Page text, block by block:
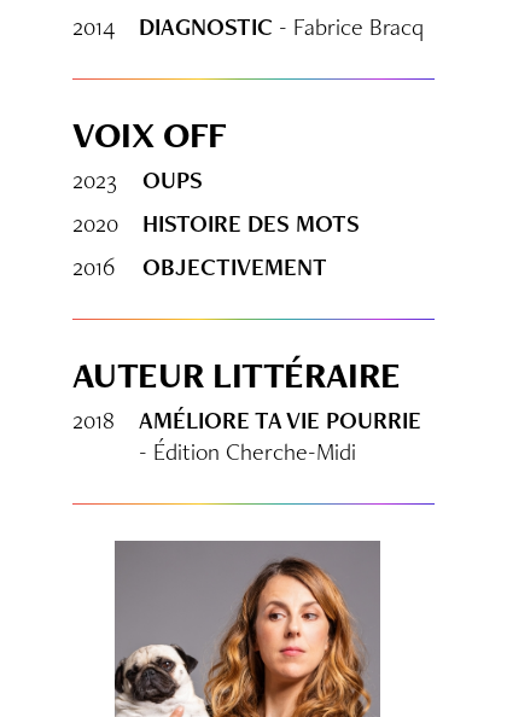
2014
DIAGNOSTIC - Fabrice Bracq
VOIX OFF
2023
OUPS
2020
HISTOIRE DES MOTS
2016
OBJECTIVEMENT
AUTEUR LITTÉRAIRE
2018
AMÉLIORE TA VIE POURRIE
- Édition Cherche-Midi